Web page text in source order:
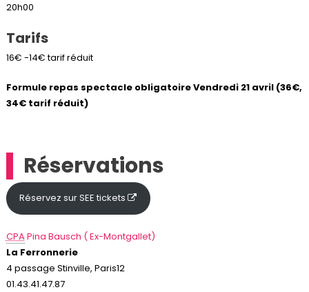
20h00
Tarifs
16€ -14€ tarif réduit
Formule repas spectacle obligatoire Vendredi 21 avril (36€,
34€ tarif réduit)
Réservations
Réservez sur SEE tickets
CPAPina Bausch ( Ex-Montgallet)
La Ferronnerie
4 passage Stinville, Paris12
01.43.41.47.87